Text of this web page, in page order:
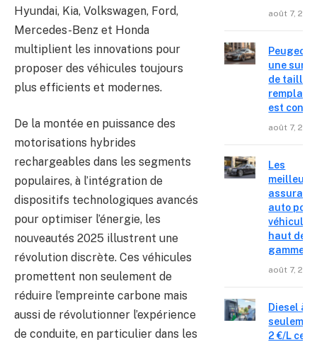
Hyundai, Kia, Volkswagen, Ford,
Mercedes-Benz et Honda
multiplient les innovations pour
proposer des véhicules toujours
plus efficients et modernes.
De la montée en puissance des
motorisations hybrides
rechargeables dans les segments
populaires, à l’intégration de
dispositifs technologiques avancés
pour optimiser l’énergie, les
nouveautés 2025 illustrent une
révolution discrète. Ces véhicules
promettent non seulement de
réduire l’empreinte carbone mais
aussi de révolutionner l’expérience
de conduite, en particulier dans les
août 7,
Peugeot
une
de taille,
est
août 7,
Les
auto pour
véhicules
haut de
gamme
août 7,
Diesel à
2 €/L ce